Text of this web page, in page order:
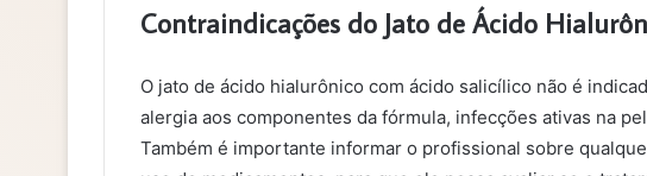
Contraindicações do Jato de Ácido
O jato de ácido hialurônico com ácido salicílico não é
alergia aos componentes da fórmula, infecções ativas na
Também é importante informar o profissional sobre